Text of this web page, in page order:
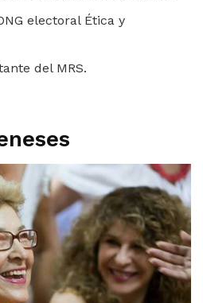
electoral Ética y
del MRS.